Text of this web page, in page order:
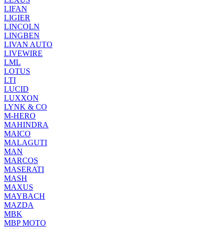
LIFAN
LIGIER
LINCOLN
LINGBEN
LIVAN AUTO
LIVEWIRE
LML
LOTUS
LTI
LUCID
LUXXON
LYNK & CO
M-HERO
MAHINDRA
MAICO
MALAGUTI
MAN
MARCOS
MASERATI
MASH
MAXUS
MAYBACH
MAZDA
MBK
MBP MOTO